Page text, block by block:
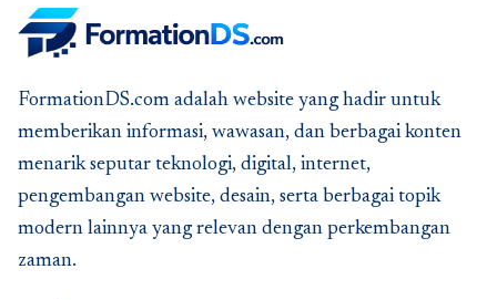
FormationDS.com adalah website yang hadir untuk
memberikan informasi, wawasan, dan berbagai konten
menarik seputar teknologi, digital, internet,
pengembangan website, desain, serta berbagai topik
modern lainnya yang relevan dengan perkembangan
zaman.